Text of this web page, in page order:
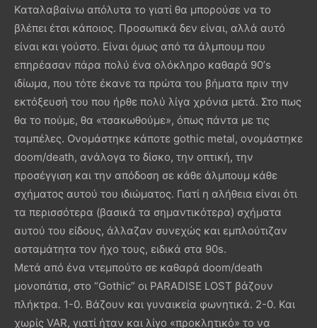
Καταλαβαίνω απόλυτα το γιατί θα μπορούσε να το
βλέπει έτσι κάποιος. Προσωπικά δεν είναι, αλλά αυτό
είναι και γούστο. Είναι όμως από τα άλμπουμ που
επηρέασαν πάρα πολύ ένα ολόκληρο καθαρά 90’s
ιδίωμα, που τότε έκανε τα πρώτα του βήματα πριν την
εκτόξευσή του που ήρθε πολύ λίγα χρόνια μετά. Στο πως
θα το πούμε, θα «τσακωθούμε», όπως πάντα με τις
ταμπέλες. Ονομάστηκε κάποτε gothic metal, ονομάστηκε
doom/death, ανάλογα το δίσκο, την οπτική, την
προσέγγιση και την απόδοση σε κάθε άλμπουμ κάθε
σχήματος αυτού του ιδιώματος. Γιατί η αλήθεια είναι ότι
τα περισσότερα (βασικά τα σημαντικότερα) σχήματα
αυτού του είδους, άλλαζαν συνεχώς και εμπλούτιζαν
ασταμάτητα τον ήχο τους, ειδικά στα 90s.
Μετά από ένα ντεμπούτο σε καθαρά doom/death
μονοπάτια, στο “Gothic” οι PARADISE LOST βάζουν
πλήκτρα. 1-0. Βάζουν και γυναικεία φωνητικά. 2-0. Και
χωρίς VAR, γιατί ήταν και λίγο «προκλητικό» το να